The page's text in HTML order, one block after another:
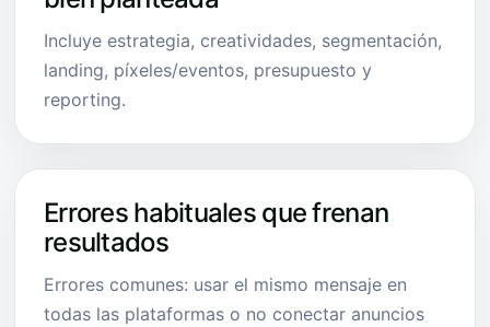
Incluye estrategia, creatividades, segmentación,
landing, píxeles/eventos, presupuesto y
reporting.
Errores habituales que frenan
resultados
Errores comunes: usar el mismo mensaje en
todas las plataformas o no conectar anuncios